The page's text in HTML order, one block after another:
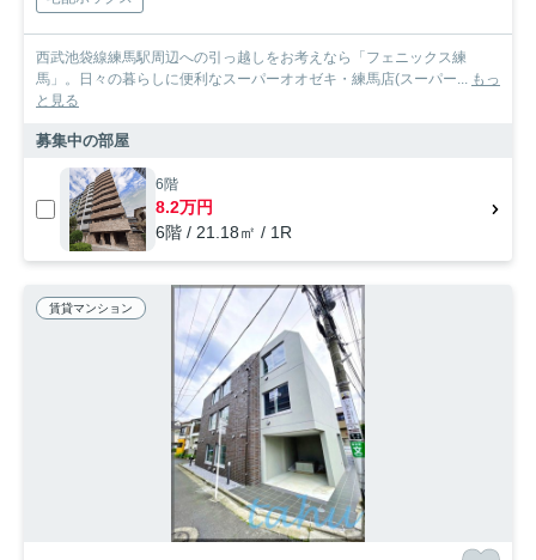
西武池袋線練馬駅周辺への引っ越しをお考えなら「フェニックス練
馬」。日々の暮らしに便利なスーパーオオゼキ・練馬店(スーパー... もっ
と見る
募集中の部屋
6階
8.2万円
6階 / 21.18㎡ / 1R
賃貸マンション